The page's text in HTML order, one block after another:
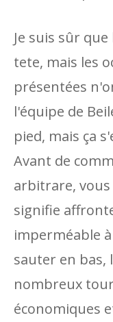
Je suis sûr
tete, mais les
présentées
l'équipe de
pied, mais ça
Avant de
arbitrare, vous
signifie
imperméable
sauter en bas,
nombreux
économiques